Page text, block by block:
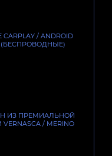
CARPLAY / ANDROID
(БЕСПРОВОДНЫЕ)
ИЗ ПРЕМИАЛЬНОЙ
/ MERINO